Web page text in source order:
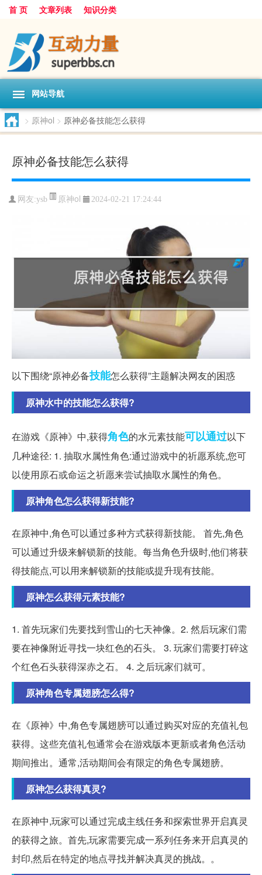
首 页 文章列表 知识分类
网站导航
> 原神ol > 原神必备技能怎么获得
原神必备技能怎么获得
网友:ysb 原神ol 2024-02-21 17:24:44
以下围绕“原神必备技能怎么获得”主题解决网友的困惑
原神水中的技能怎么获得?
在游戏《原神》中,获得角色的水元素技能可以通过以下
几种途径: 1. 抽取水属性角色:通过游戏中的祈愿系统,您可
以使用原石或命运之祈愿来尝试抽取水属性的角色。
原神角色怎么获得新技能?
在原神中,角色可以通过多种方式获得新技能。 首先,角色
可以通过升级来解锁新的技能。每当角色升级时,他们将获
得技能点,可以用来解锁新的技能或提升现有技能。
原神怎么获得元素技能?
1. 首先玩家们先要找到雪山的七天神像。2. 然后玩家们需
要在神像附近寻找一块红色的石头。 3. 玩家们需要打碎这
个红色石头获得深赤之石。 4. 之后玩家们就可。
原神角色专属翅膀怎么得?
在《原神》中,角色专属翅膀可以通过购买对应的充值礼包
获得。这些充值礼包通常会在游戏版本更新或者角色活动
期间推出。通常,活动期间会有限定的角色专属翅膀。
原神怎么获得真灵?
在原神中,玩家可以通过完成主线任务和探索世界开启真灵
的获得之旅。首先,玩家需要完成一系列任务来开启真灵的
封印,然后在特定的地点寻找并解决真灵的挑战。。